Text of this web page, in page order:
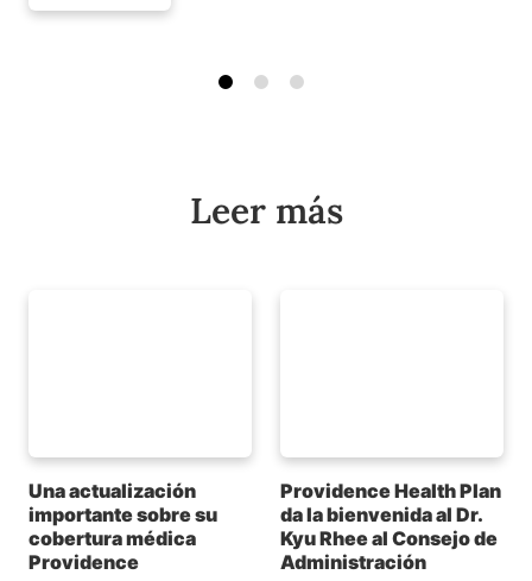
Leer más
Una actualización
importante sobre su
cobertura médica
Providence
Providence Health Plan
da la bienvenida al Dr.
Kyu Rhee al Consejo de
Administración